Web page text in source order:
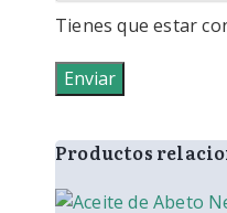
Tienes que estar
Productos